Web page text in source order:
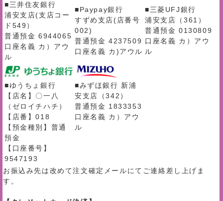
■三井住友銀行
浦安支店(支店コー
ド549）
普通預金 6944065
口座名義 カ）アウ
ル
■Paypay銀行
すずめ支店(店番号
002)
普通預金 4237509
口座名義 カ)アウル
■三菱UFJ銀行
浦安支店（361）
普通預金 0130809
口座名義 カ）アウ
ル
■ゆうちょ銀行
【店名】〇一八
（ゼロイチハチ）
【店番】018
【預金種別】普通
預金
【口座番号】
9547193
■みずほ銀行 新浦
安支店（342）
普通預金 1833353
口座名義 カ）アウ
ル
お振込み先は改めて注文確定メールにてご連絡差し上げま
す。